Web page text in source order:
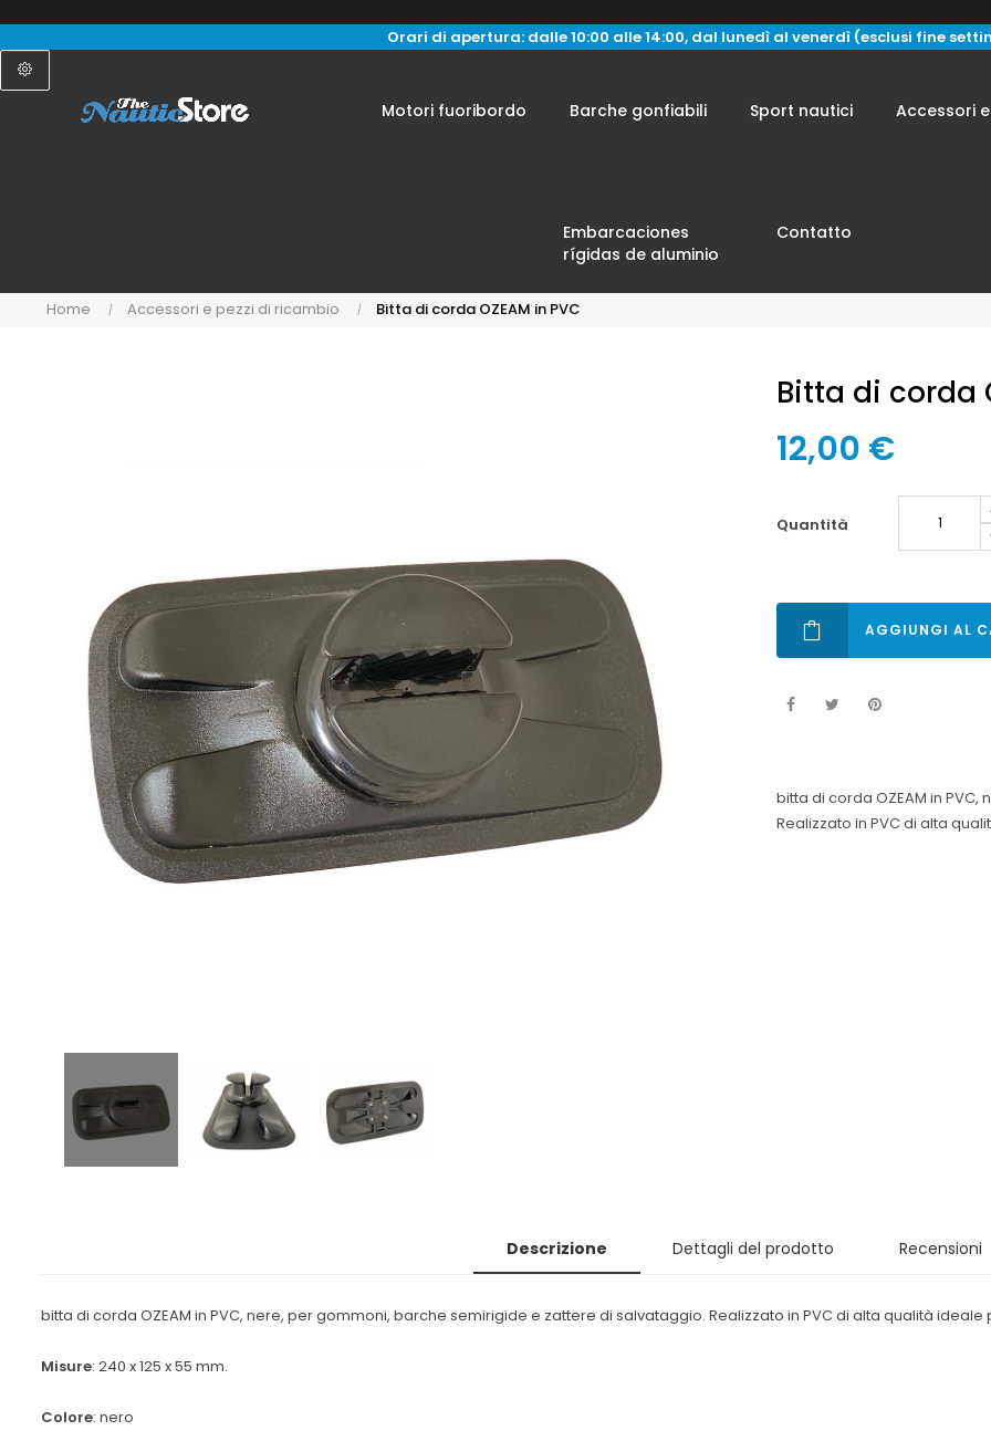
Orari di apertura: dalle 10:00 alle 14:00, dal lunedì al venerdì (esclusi fine
Motori fuoribordo Barche gonfiabili Sport nautici Accessori
Embarcaciones
rígidas de aluminio
Contatto
Home Accessori e pezzi di ricambio Bitta di corda OZEAM in PVC
Bitta di corda
12,00 €
quantità
AGGIUNGI AL
bitta di corda OZEAM in
Realizzato in PVC di alta
Descrizione Dettagli del prodotto Recensioni
bitta di corda OZEAM in PVC, nere, per gommoni, barche semirigide e zattere di salvataggio. Realizzato in PVC di alta qualità ideale
Misure: 240 x 125 x 55 mm.
Colore: nero